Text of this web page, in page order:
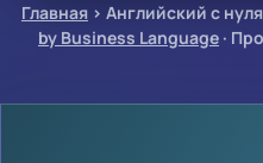
Главная › Английский с нуля
by Business Language ·